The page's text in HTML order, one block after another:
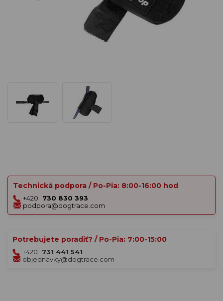
Technická podpora / Po-Pia: 8:00-16:00 hod
+420
730 830 393
podpora@dogtrace.com
Potrebujete poradiť? / Po-Pia: 7:00-15:00
+420
731 441 541
objednavky@dogtrace.com